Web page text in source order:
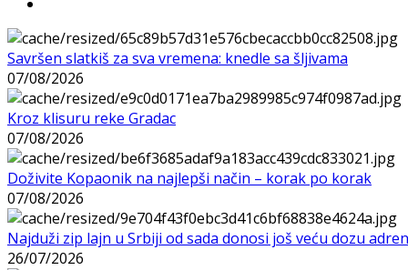
Savršen slatkiš za sva vremena: knedle sa šljivama
07/08/2026
Kroz klisuru reke Gradac
07/08/2026
Doživite Kopaonik na najlepši način – korak po korak
07/08/2026
Najduži zip lajn u Srbiji od sada donosi još veću dozu
26/07/2026